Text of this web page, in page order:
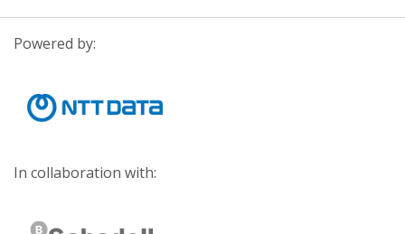
Powered by:
In collaboration with: